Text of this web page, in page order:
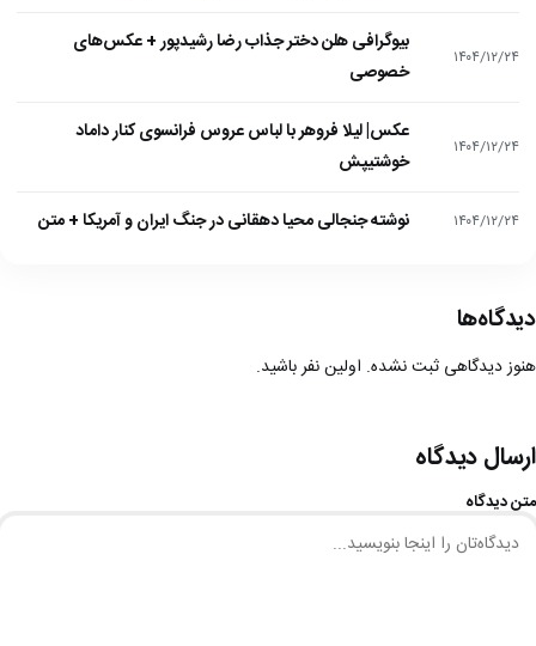
۱۴۰۴/۱۲/۲۴
بیوگرافی هلن دختر جذاب رضا رشیدپور + عکس‌های
خصوصی
۱۴۰۴/۱۲/۲۴
عکس| لیلا فروهر با لباس عروس فرانسوی کنار داماد
خوشتیپش
۱۴۰۴/۱۲/۲۴ نوشته جنجالی محیا دهقانی در جنگ ایران و آمریکا + متن
دیدگاه‌ها
هنوز دیدگاهی ثبت نشده. اولین نفر باشید.
ارسال دیدگاه
متن دیدگاه